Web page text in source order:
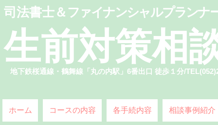
司法書士＆ ファイナンシャルプランナ
生前対策相
​地下鉄桜通線・鶴舞線「丸の内駅」6番出口 徒歩１分/
ホーム コースの内容 各手続内容 相談事例紹介